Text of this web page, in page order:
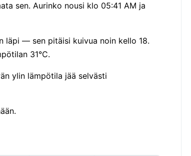
sen. Aurinko nousi klo 05:41 AM ja
läpi — sen pitäisi kuivua noin kello 18.
31°C.
ylin lämpötila jää selvästi